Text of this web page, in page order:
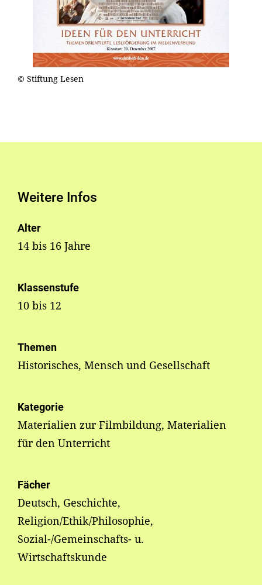
© Stiftung Lesen
Weitere Infos
Alter
14 bis 16 Jahre
Klassenstufe
10 bis 12
Themen
Historisches, Mensch und Gesellschaft
Kategorie
Materialien zur Filmbildung, Materialien
für den Unterricht
Fächer
Deutsch, Geschichte,
Religion/Ethik/Philosophie,
Sozial-/Gemeinschafts- u.
Wirtschaftskunde